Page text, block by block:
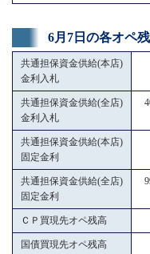
6月7日の各オペ
共通担保資金供給(本店)
金利入札
共通担保資金供給(全店)
金利入札
共通担保資金供給(本店)
固定金利
共通担保資金供給(全店)
固定金利
ＣＰ買現先オペ残高
国債買現先オペ残高